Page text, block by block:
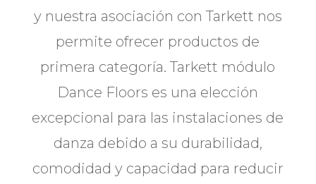
y nuestra asociación con Tarkett nos
permite ofrecer productos de
primera categoría. Tarkett módulo
Dance Floors es una elección
excepcional para las instalaciones de
danza debido a su durabilidad,
comodidad y capacidad para reducir